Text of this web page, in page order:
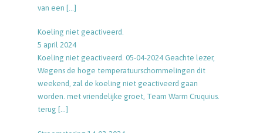
van een […]
Koeling niet geactiveerd.
5 april 2024
Koeling niet geactiveerd. 05-04-2024 Geachte lezer,
Wegens de hoge temperatuurschommelingen dit
weekend, zal de koeling niet geactiveerd gaan
worden. met vriendelijke groet, Team Warm Cruquius.
terug […]